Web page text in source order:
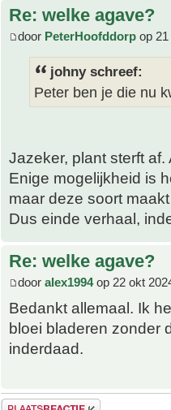
Re: welke agave?
door PeterHoofddorp op
johny schreef:
Peter ben je die nu
Jazeker, plant sterft
Enige mogelijkheid is
maar deze soort
Dus einde verhaal,
Re: welke agave?
door alex1994op 22 okt
Bedankt allemaal. Ik
bloei bladeren zonder
inderdaad.
Plaats een reactie